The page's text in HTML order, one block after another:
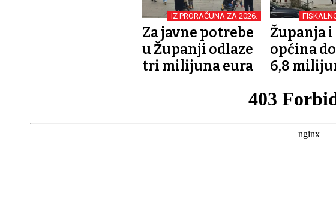
IZ PRORAČUNA ZA 2026.
Za javne potrebe
u Županji odlaze
tri milijuna eura
Županja i
općina
6,8